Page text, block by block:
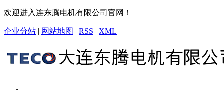
欢迎进入连东腾电机有限公司官网！
企业分站 | 网站地图 | RSS | XML